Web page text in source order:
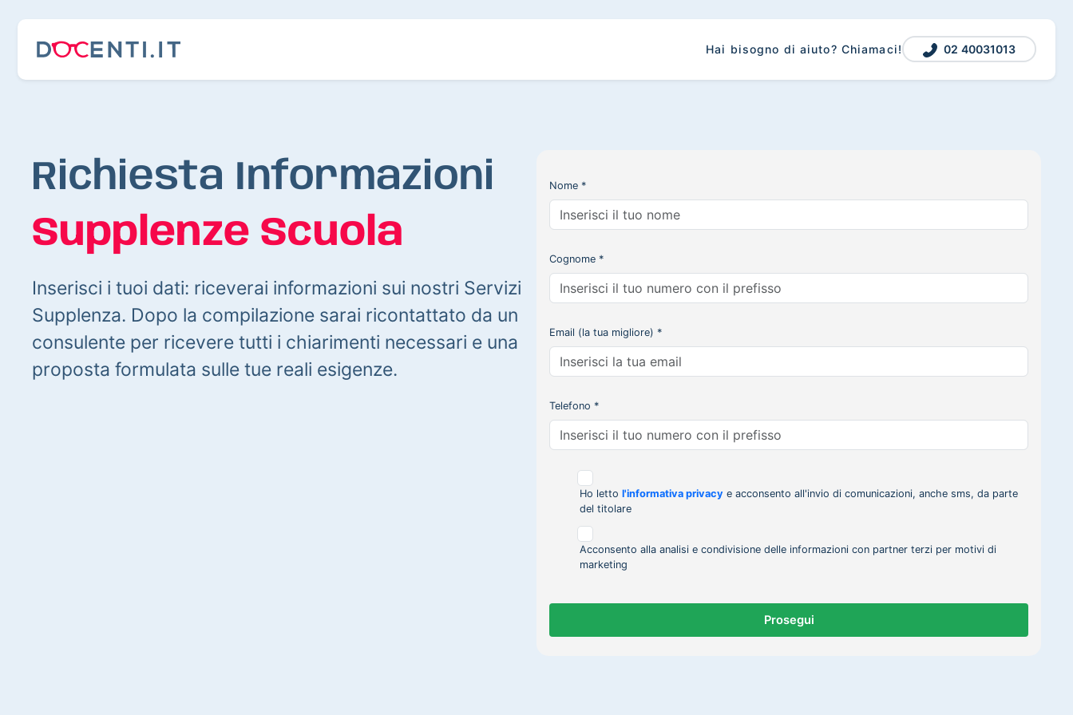
Hai bisogno di aiuto? Chiamaci! 02 40031013
Richiesta Informazioni
Supplenze Scuola
Inserisci i tuoi dati: riceverai informazioni sui nostri Servizi
Supplenza. Dopo la compilazione sarai ricontattato da un
consulente per ricevere tutti i chiarimenti necessari e una
proposta formulata sulle tue reali esigenze.
Nome *
Cognome *
Email (la tua migliore) *
Telefono *
Ho letto l'informativa privacy e acconsento all'invio di comunicazioni, anche sms, da parte
del titolare
Acconsento alla analisi e condivisione delle informazioni con partner terzi per motivi di
marketing